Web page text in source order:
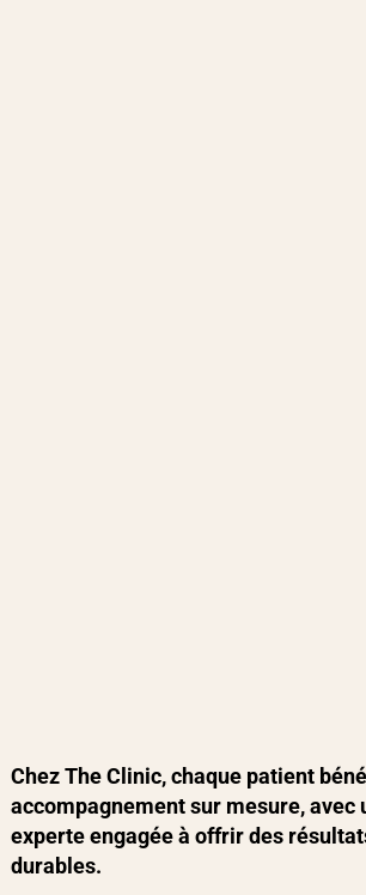
Chez The Clinic, chaque patient
accompagnement sur mesure, avec
experte engagée à offrir des
durables.